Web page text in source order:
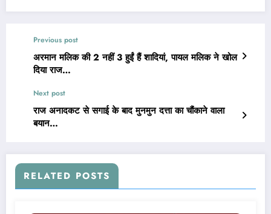
Previous post
अरमान मलिक की 2 नहीं 3 हुईं हैं शादियां, पायल मलिक ने खोल
दिया राज…
Next post
राज अनादकट से सगाई के बाद मुनमुन दत्ता का चौंकाने वाला
बयान…
RELATED POSTS